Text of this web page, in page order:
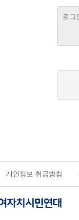
개인정보 취급방침